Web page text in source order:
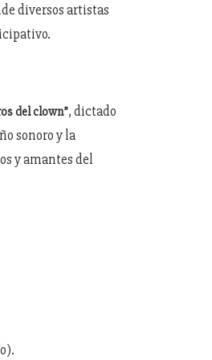
diversos artistas
del clown”, dictado
sonoro y la
y amantes del